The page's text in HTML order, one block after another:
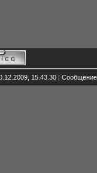
15.43.30 |